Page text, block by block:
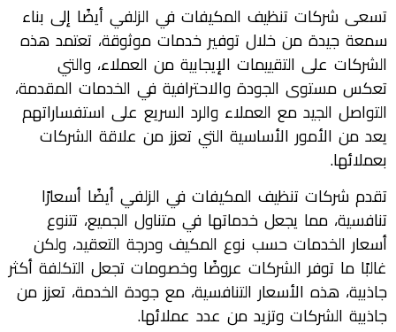
تسعى شركات تنظيف المكيفات في الزلفي أيضًا إلى بناء
سمعة جيدة من خلال توفير خدمات موثوقة، تعتمد هذه
الشركات على التقييمات الإيجابية من العملاء، والتي
تعكس مستوى الجودة والاحترافية في الخدمات المقدمة،
التواصل الجيد مع العملاء والرد السريع على استفساراتهم
يعد من الأمور الأساسية التي تعزز من علاقة الشركات
بعملائها.
تقدم شركات تنظيف المكيفات في الزلفي أيضًا أسعارًا
تنافسية، مما يجعل خدماتها في متناول الجميع، تتنوع
أسعار الخدمات حسب نوع المكيف ودرجة التعقيد، ولكن
غالبًا ما توفر الشركات عروضًا وخصومات تجعل التكلفة أكثر
جاذبية، هذه الأسعار التنافسية، مع جودة الخدمة، تعزز من
جاذبية الشركات وتزيد من عدد عملائها.